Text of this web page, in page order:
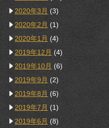
2020年3月 (3)
2020年2月 (1)
2020年1月 (4)
2019年12月 (4)
2019年10月 (6)
2019年9月 (2)
2019年8月 (6)
2019年7月 (1)
2019年6月 (8)